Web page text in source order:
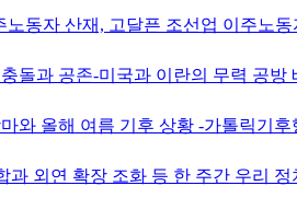
노동자 산재, 고달픈 조선업 이주노
돌과 공존-미국과 이란의 무력 공방
와 올해 여름 기후 상황 -가톨릭기
과 외연 확장 조화 등 한 주간 우리